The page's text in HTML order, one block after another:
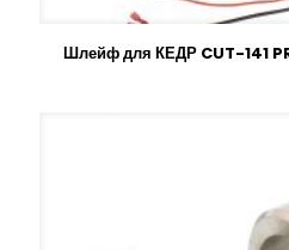
Шлейф для КЕДР CUT-141